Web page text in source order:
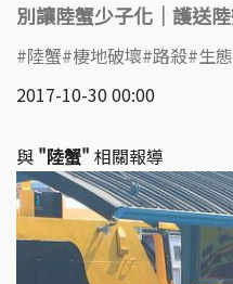
別讓陸蟹少子化｜護送
陸蟹 棲地破壞 路殺 生
2017-10-30 00:00
與 "陸蟹" 相關報導